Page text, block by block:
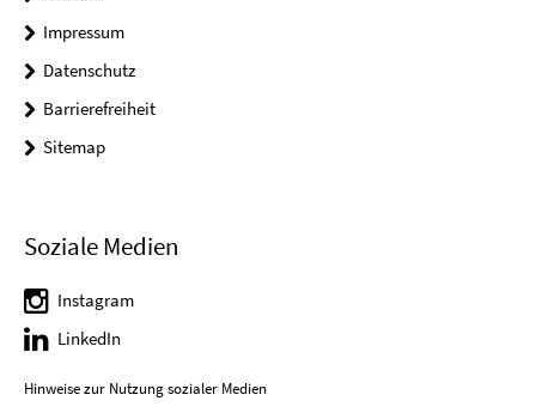
Impressum
Datenschutz
Barrierefreiheit
Sitemap
Soziale Medien
Instagram
LinkedIn
Hinweise zur Nutzung sozialer Medien